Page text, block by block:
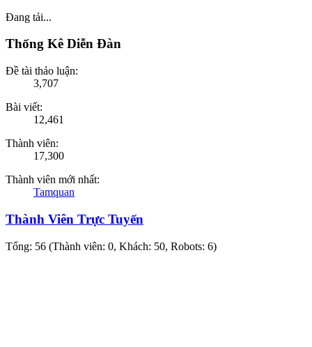
Đang tải...
Thống Kê Diễn Đàn
Đề tài thảo luận:
3,707
Bài viết:
12,461
Thành viên:
17,300
Thành viên mới nhất:
Tamquan
Thành Viên Trực Tuyến
Tổng: 56 (Thành viên: 0, Khách: 50, Robots: 6)